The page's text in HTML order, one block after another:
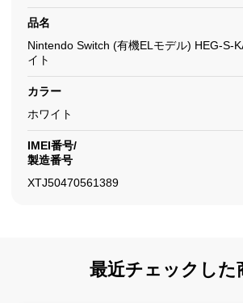
品名
Nintendo Switch (有機ELモデル) HEG-S-
イト
カラー
ホワイト
IMEI番号/
製造番号
XTJ50470561389
最近チェックした